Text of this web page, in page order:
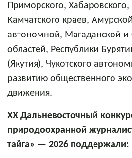
Приморского, Хабаровского,
Камчатского краев,
автономной, Магаданской и
областей, Республики
(Якутия), Чукотского
развитию общественного
движения.
ХX Дальневосточный
природоохранной
тайга» — 2026 поддержали: